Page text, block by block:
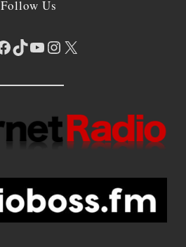
Follow Us